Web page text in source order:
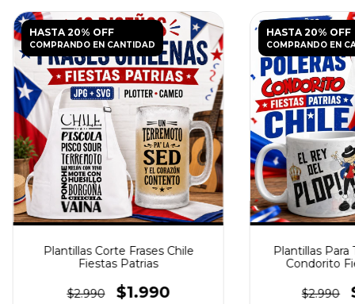
HASTA 20% OFF
COMPRANDO EN CANTIDAD
Plantillas Corte Frases Chile
Fiestas Patrias
$2.990 $1.990
HASTA 20% OFF
COMPRANDO EN
Plantillas Para
Condorito
$2.990